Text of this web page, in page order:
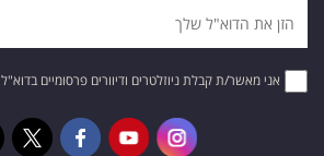
אני מאשר/ת קבלת ניוזלטרים ודיוורים פרסומיים בדוא"ל